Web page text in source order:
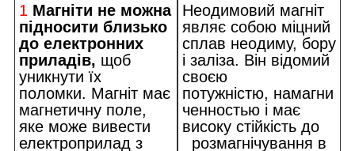
1 Магніти не можна
підносити близько
до електронних
приладів, щоб
уникнути їх
поломки. Магніт має
магнетичну поле,
яке може вивести
електроприлад з
Неодимовий магніт
являє собою міцний
сплав неодиму, бору
і заліза. Він відомий
своєю
потужністю, намагни
ченностью і має
високу стійкість до
розмагнічування в